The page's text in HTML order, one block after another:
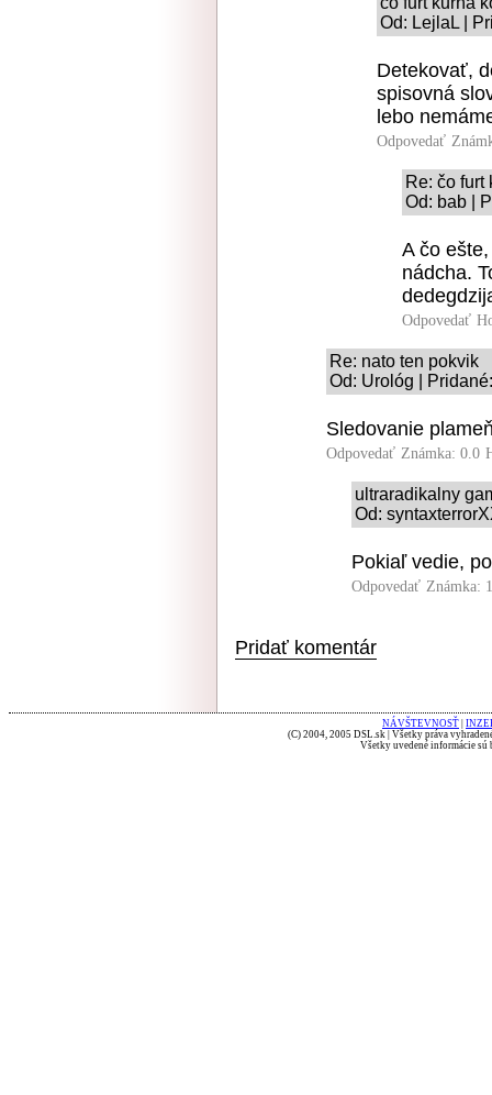
Od: LejlaL |
Detekovať,
spisovná
lebo
Odpovedať
Re: čo furt
Od: bab |
A čo
nádcha.
Odpovedať
Re: nato ten pokvik
Od: Urológ |
Sledovanie
Odpovedať Známka: 0.0
ultraradikalny
Od:
Pokiaľ vedie,
Odpovedať Známka:
Pridať komentár
NÁVŠTEVNOSŤ
(C) 2004, 2005 DSL.sk | Všetky práva
Všetky uvedené informácie sú